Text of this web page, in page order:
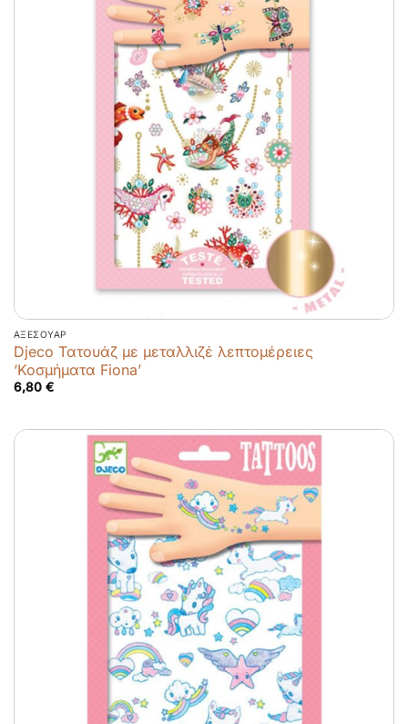
ΑΞΕΣΟΥΆΡ
Djeco Τατουάζ με μεταλλιζέ λεπτομέρειες
‘Κοσμήματα Fiona’
6,80 €